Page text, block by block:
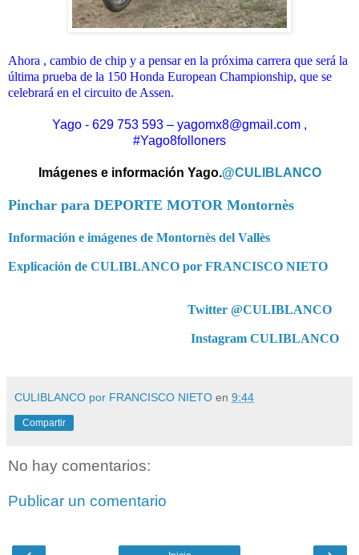
Ahora , cambio de chip y a pensar en la próxima carrera que será la
última prueba de la 150 Honda European Championship, que se
celebrará en el circuito de Assen.
Yago - 629 753 593 – yagomx8@gmail.com ,
#Yago8folloners
Imágenes e información Yago.@CULIBLANCO
Pinchar para DEPORTE MOTOR Montornès
Información e imágenes de Montornès del Vallès
Explicación de CULIBLANCO por FRANCISCO NIETO
Twitter @CULIBLANCO
Instagram CULIBLANCO
CULIBLANCO por FRANCISCO NIETO en 9:44
Compartir
No hay comentarios:
Publicar un comentario